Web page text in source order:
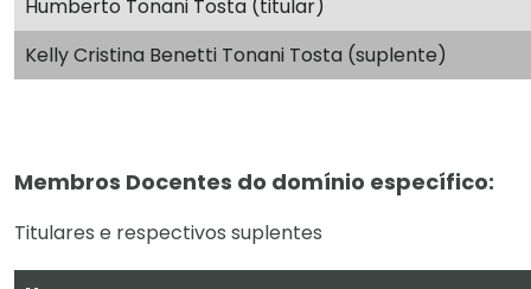
Humberto Tonani Tosta (titular)
Kelly Cristina Benetti Tonani Tosta (suplente)
Membros Docentes do domínio específico:
Titulares e respectivos suplentes